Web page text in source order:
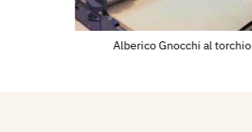
Ha fatto parte
di Vigonza (PD)
Alberico Gnocchi al torchio